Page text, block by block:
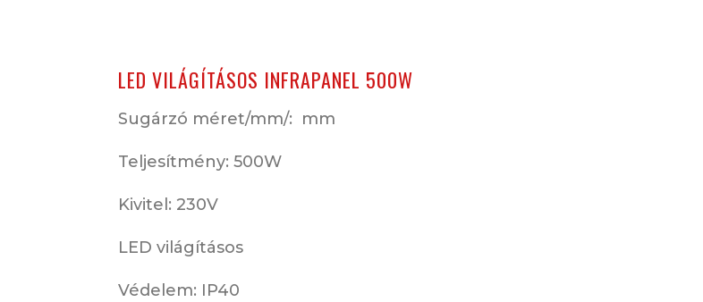
LED VILÁGÍTÁSOS INFRAPANEL 500W
Sugárzó méret/mm/: mm
Teljesítmény: 500W
Kivitel: 230V
LED világításos
Védelem: IP40